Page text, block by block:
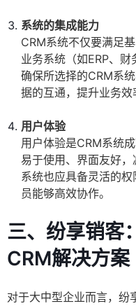
系统的集成能力
CRM系统不仅要满足
业务系统（如ERP、
确保所选择的CRM系
据的互通，提升业务效
用户体验
用户体验是CRM系统
易于使用、界面友好
系统也应具备灵活的
员能够高效协作。
三、纷享销客
CRM解决方案
对于大中型企业而言，纷